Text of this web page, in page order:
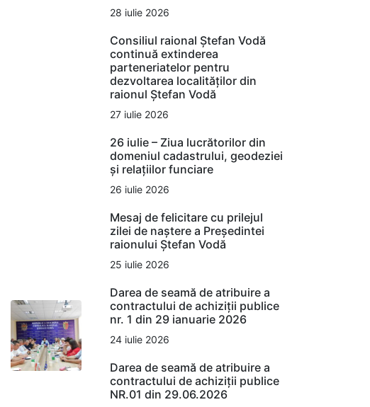
28 iulie 2026
Consiliul raional Ștefan Vodă
continuă extinderea
parteneriatelor pentru
dezvoltarea localităților din
raionul Ștefan Vodă
27 iulie 2026
26 iulie – Ziua lucrătorilor din
domeniul cadastrului, geodeziei
și relațiilor funciare
26 iulie 2026
Mesaj de felicitare cu prilejul
zilei de naștere a Președintei
raionului Ștefan Vodă
25 iulie 2026
Darea de seamă de atribuire a
contractului de achiziții publice
nr. 1 din 29 ianuarie 2026
24 iulie 2026
Darea de seamă de atribuire a
contractului de achiziții publice
NR.01 din 29.06.2026